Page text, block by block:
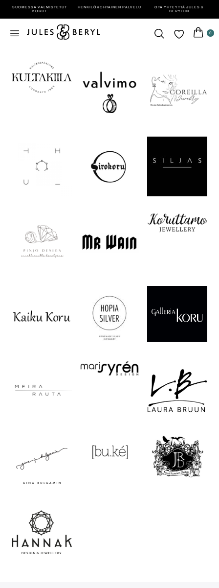
SUOMESSA VALMISTETUT
KORUT
HENKILÖ­KOHTAINEN PALVELU
OTA YHTEYTTÄ JULES &
BERYLIIN
0